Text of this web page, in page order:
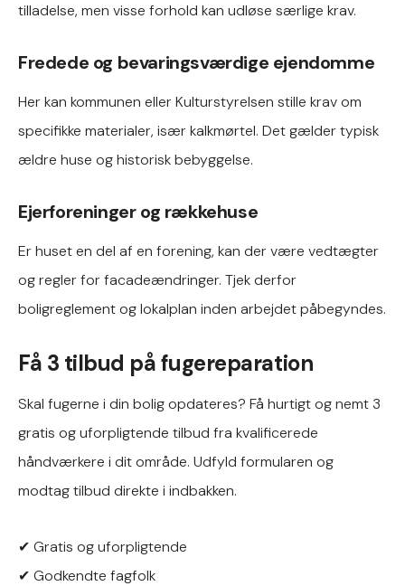
tilladelse, men visse forhold kan udløse særlige krav.
Fredede og bevaringsværdige ejendomme
Her kan kommunen eller Kulturstyrelsen stille krav om
specifikke materialer, især kalkmørtel. Det gælder typisk
ældre huse og historisk bebyggelse.
Ejerforeninger og rækkehuse
Er huset en del af en forening, kan der være vedtægter
og regler for facadeændringer. Tjek derfor
boligreglement og lokalplan inden arbejdet påbegyndes.
Få 3 tilbud på fugereparation
Skal fugerne i din bolig opdateres? Få hurtigt og nemt 3
gratis og uforpligtende tilbud fra kvalificerede
håndværkere i dit område. Udfyld formularen og
modtag tilbud direkte i indbakken.
✔ Gratis og uforpligtende
✔ Godkendte fagfolk